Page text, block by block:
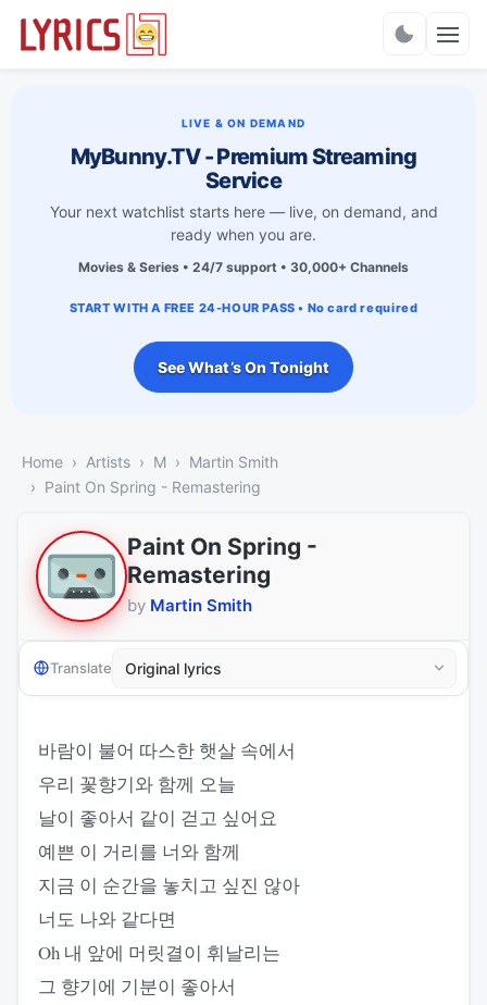
LIVE & ON DEMAND
MyBunny.TV - Premium Streaming
Service
Your next watchlist starts here — live, on demand, and
ready when you are.
Movies & Series • 24/7 support • 30,000+ Channels
START WITH A FREE 24-HOUR PASS • No card required
See What’s On Tonight
Home Artists M
Martin Smith
Paint On Spring - Remastering
Paint On Spring -
Remastering
by Martin Smith
Translate
바람이 불어 따스한 햇살 속에서
우리 꽃향기와 함께 오늘
날이 좋아서 같이 걷고 싶어요
예쁜 이 거리를 너와 함께
지금 이 순간을 놓치고 싶진 않아
너도 나와 같다면
Oh 내 앞에 머릿결이 휘날리는
그 향기에 기분이 좋아서